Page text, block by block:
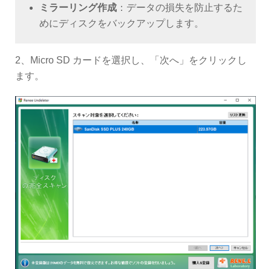
ミラーリング作成 ：データの損失を防止するた
めにディスクをバックアップします。
2、Micro SD カードを選択し、「次へ」をクリックし
ます。